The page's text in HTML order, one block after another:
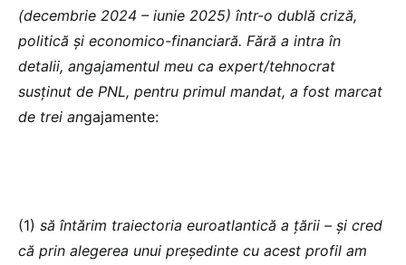
(decembrie 2024 – iunie 2025) într-o dublă criză,
politică și economico-financiară. Fără a intra în
detalii, angajamentul meu ca expert/tehnocrat
susținut de PNL, pentru primul mandat, a fost marcat
de trei angajamente:
(1) să întărim traiectoria euroatlantică a țării – și cred
că prin alegerea unui președinte cu acest profil am